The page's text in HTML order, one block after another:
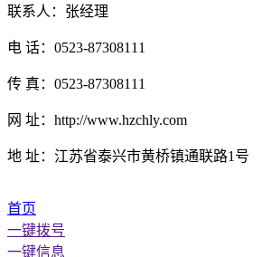
联系人：张经理
电 话：0523-87308111
传 真：0523-87308111
网 址：http://www.hzchly.com
地 址：江苏省泰兴市黄桥镇通联路1号
首页
一键拨号
一键信息